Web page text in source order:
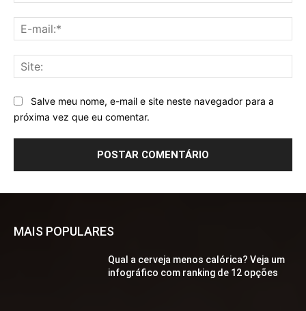
Salve meu nome, e-mail e site neste navegador para a
próxima vez que eu comentar.
MAIS POPULARES
Qual a cerveja menos calórica? Veja um
infográfico com ranking de 12 opções